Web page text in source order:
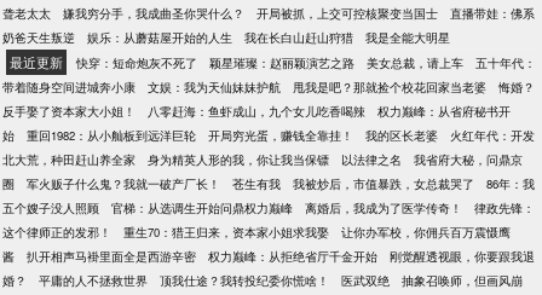
聋老太太
嫌我穷分手，我成曲圣你哭什么？ 开局被抓，上交可控核聚变当国士
直播带娃：佛系
奶爸天生叛逆
娱乐：从蘑菇屋开始的人生 我在长白山赶山狩猎 我是全能大明星
最近更新 快穿：短命炮灰不死了 颖星璀璨：赵丽颖演艺之路 美女总裁，请上车
五十年代：
带着随身空间进城奔小康
文娱：我为天仙妹妹护航 甩我是吧？那就捡个校花回家当老婆
悔婚？
反手娶了资本家大小姐！
八零赶海：鱼虾成山，九个女儿吃香喝辣
权力巅峰：从省府秘书开
始
重回1982：从小舢板到远洋巨轮 开局穷光蛋，赚钱全靠挂！ 我的区长老婆
火红年代：开发
北大荒，种田赶山养全家
身为精英人形的我，你让我当保镖 以法律之名
我省府大秘，问鼎京
圈
军火贩子什么鬼？我就一破产厂长！ 苍生有我 我被炒后，市值暴跌，女总裁哭了
86年：我
五个嫂子没人照顾
官梯：从选调生开始问鼎权力巅峰 离婚后，我成为了医学传奇！
律政先锋：
这个律师正的发邪！
重生70：猎王归来，资本家小姐求我娶
让你办军校，你佣兵百万震慑鹰
酱
扒开相声马褂里面全是西游辛密 权力巅峰：从拒绝省厅千金开始
刚觉醒透视眼，你要跟我退
婚？
平庸的人不拯救世界 顶我仕途？我转投纪委你慌啥！ 医武双绝
抽象召唤师，但画风崩